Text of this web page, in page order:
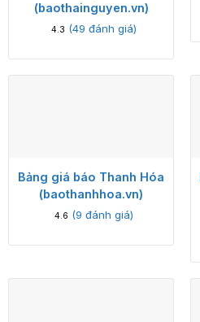
(baothainguyen.vn)
4.3 (49 đánh giá)
Bảng giá báo Thanh Hóa
(baothanhhoa.vn)
4.6 (9 đánh giá)